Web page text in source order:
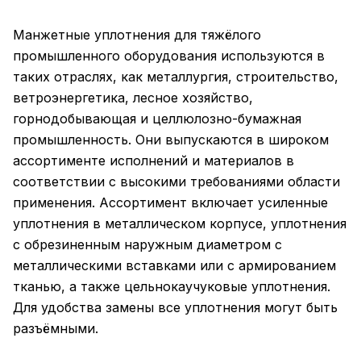
Манжетные уплотнения для тяжёлого
промышленного оборудования используются в
таких отраслях, как металлургия, строительство,
ветроэнергетика, лесное хозяйство,
горнодобывающая и целлюлозно-бумажная
промышленность. Они выпускаются в широком
ассортименте исполнений и материалов в
соответствии с высокими требованиями области
применения. Ассортимент включает усиленные
уплотнения в металлическом корпусе, уплотнения
с обрезиненным наружным диаметром с
металлическими вставками или с армированием
тканью, а также цельнокаучуковые уплотнения.
Для удобства замены все уплотнения могут быть
разъёмными.